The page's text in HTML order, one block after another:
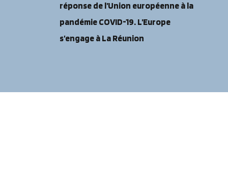
réponse de l’Union européenne à la
pandémie COVID-19. L’Europe
s’engage à La Réunion